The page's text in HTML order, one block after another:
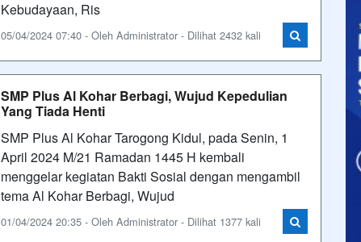
Kebudayaan, Ris
05/04/2024 07:40 - Oleh Administrator - Dilihat 2432 kali
SMP Plus Al Kohar Berbagi, Wujud Kepedulian
Yang Tiada Henti
SMP Plus Al Kohar Tarogong Kidul, pada Senin, 1
April 2024 M/21 Ramadan 1445 H kembali
menggelar kegiatan Bakti Sosial dengan mengambil
tema Al Kohar Berbagi, Wujud
01/04/2024 20:35 - Oleh Administrator - Dilihat 1377 kali